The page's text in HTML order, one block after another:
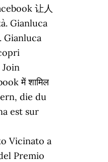
让人
Gianluca
Gianluca
Join
में शामिल
die du
est sur
Vicinato a
Premio